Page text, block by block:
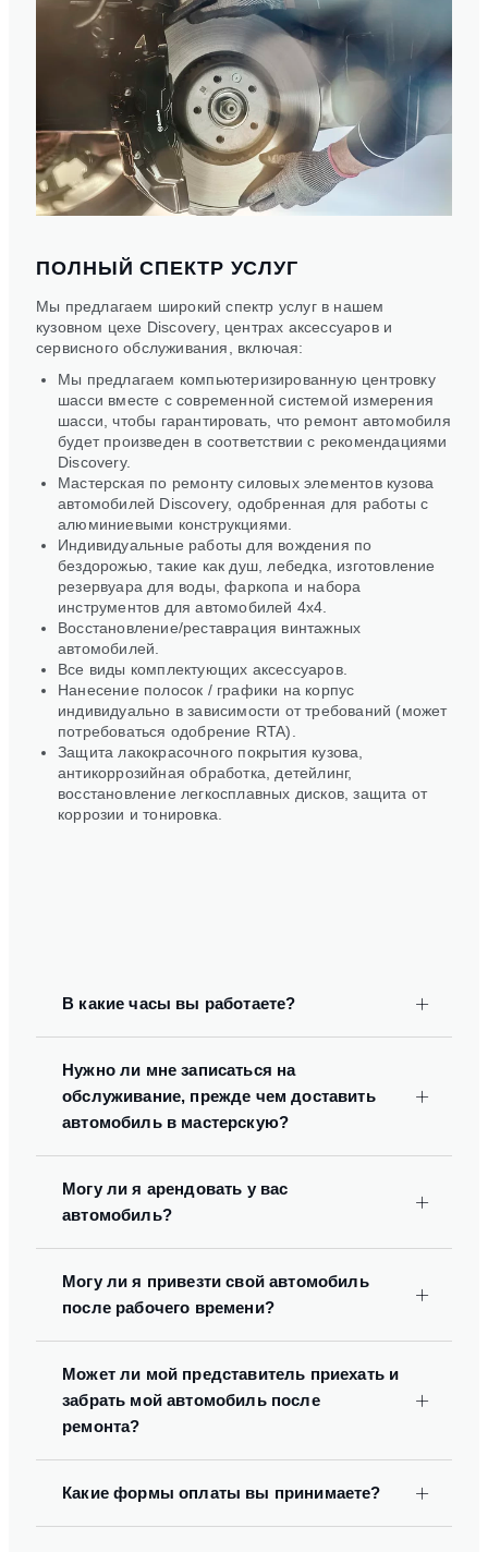
ПОЛНЫЙ СПЕКТР УСЛУГ
Мы предлагаем широкий спектр услуг в нашем
кузовном цехе Discovery, центрах аксессуаров и
сервисного обслуживания, включая:
Мы предлагаем компьютеризированную центровку
шасси вместе с современной системой измерения
шасси, чтобы гарантировать, что ремонт автомобиля
будет произведен в соответствии с рекомендациями
Discovery.
Мастерская по ремонту силовых элементов кузова
автомобилей Discovery, одобренная для работы с
алюминиевыми конструкциями.
Индивидуальные работы для вождения по
бездорожью, такие как душ, лебедка, изготовление
резервуара для воды, фаркопа и набора
инструментов для автомобилей 4x4.
Восстановление/реставрация винтажных
автомобилей.
Все виды комплектующих аксессуаров.
Нанесение полосок / графики на корпус
индивидуально в зависимости от требований (может
потребоваться одобрение RTA).
Защита лакокрасочного покрытия кузова,
антикоррозийная обработка, детейлинг,
восстановление легкосплавных дисков, защита от
коррозии и тонировка.
В какие часы вы работаете?
Нужно ли мне записаться на
обслуживание, прежде чем доставить
автомобиль в мастерскую?
Могу ли я арендовать у вас
автомобиль?
Могу ли я привезти свой автомобиль
после рабочего времени?
Может ли мой представитель приехать и
забрать мой автомобиль после
ремонта?
Какие формы оплаты вы принимаете?